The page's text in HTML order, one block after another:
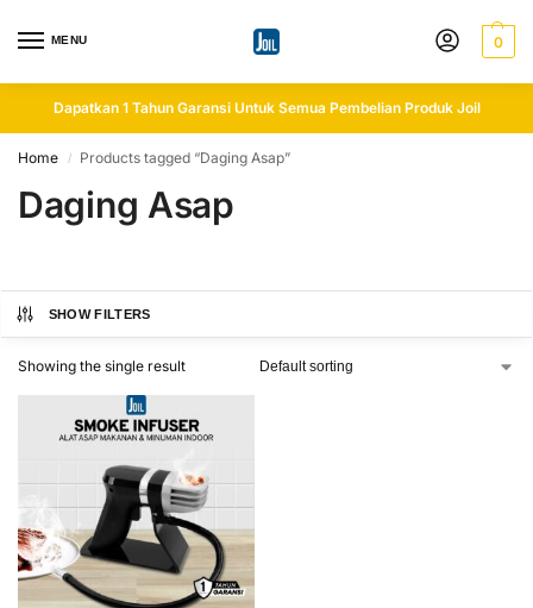
MENU 0
Dapatkan 1 Tahun Garansi Untuk Semua Pembelian Produk Joil
Home / Products tagged “Daging Asap”
Daging Asap
SHOW FILTERS
Showing the single result